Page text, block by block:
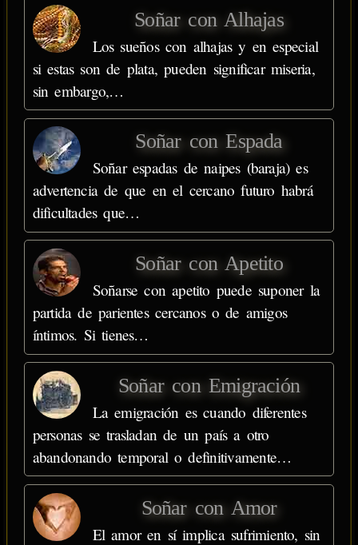
Soñar con Alhajas
Los sueños con alhajas y en especial
si estas son de plata, pueden significar miseria,
sin embargo,…
Soñar con Espada
Soñar espadas de naipes (baraja) es
advertencia de que en el cercano futuro habrá
dificultades que…
Soñar con Apetito
Soñarse con apetito puede suponer la
partida de parientes cercanos o de amigos
íntimos. Si tienes…
Soñar con Emigración
La emigración es cuando diferentes
personas se trasladan de un país a otro
abandonando temporal o definitivamente…
Soñar con Amor
El amor en sí implica sufrimiento, sin